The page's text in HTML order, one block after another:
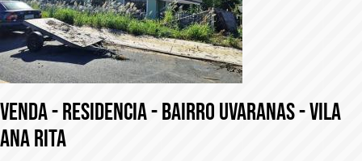
VENDA - RESIDENCIA - BAIRRO UVARANAS - VILA
ANA RITA